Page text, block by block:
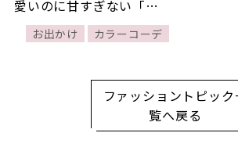
愛いのに甘すぎない「大
人のピンクコーデ」9選
お出かけ カラーコーデ
ファッショントピック
覧へ戻る